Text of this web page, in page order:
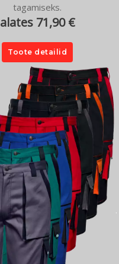
tagamiseks.
alates 71,90 €
Toote detailid